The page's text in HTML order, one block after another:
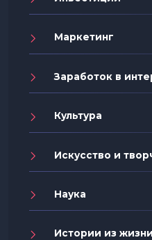
Маркетинг
Заработок в
Культура
Искусство и
Наука
Истории из жизни